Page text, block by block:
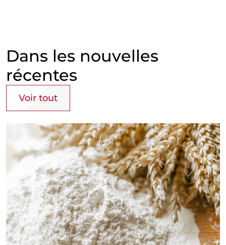
Dans les nouvelles
récentes
Voir tout